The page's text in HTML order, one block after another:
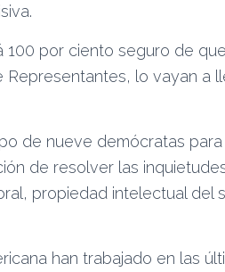
100 por ciento seguro de
lo vayan a
de nueve demócratas
de resolver las
propiedad intelectual del
han trabajado en las